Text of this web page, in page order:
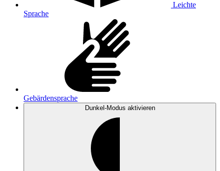
Leichte
Sprache
Gebärdensprache
Dunkel-Modus aktivieren